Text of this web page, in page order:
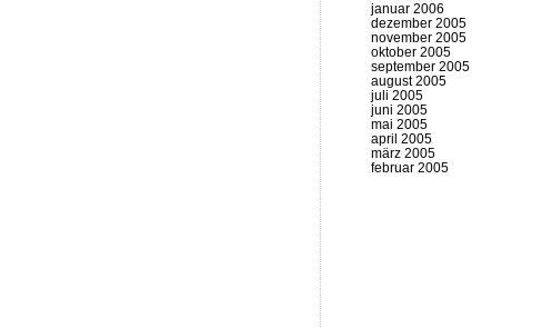
januar 2006
dezember 2005
november 2005
oktober 2005
september 2005
august 2005
juli 2005
juni 2005
mai 2005
april 2005
märz 2005
februar 2005